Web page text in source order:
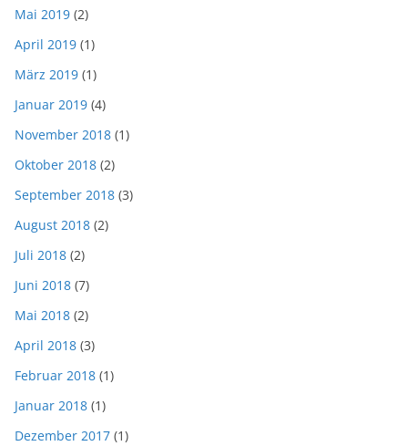
Mai 2019 (2)
April 2019 (1)
März 2019 (1)
Januar 2019 (4)
November 2018 (1)
Oktober 2018 (2)
September 2018 (3)
August 2018 (2)
Juli 2018 (2)
Juni 2018 (7)
Mai 2018 (2)
April 2018 (3)
Februar 2018 (1)
Januar 2018 (1)
Dezember 2017 (1)